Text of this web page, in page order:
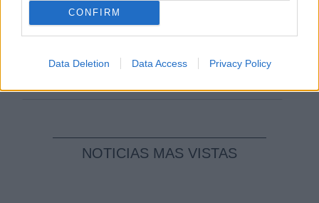
CONFIRM
Data Deletion Data Access Privacy Policy
Por Carlos Miranda
mi pesadilla
NOTICIAS MAS VISTAS